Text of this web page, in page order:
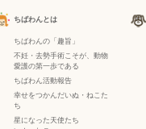
ちばわんとは
ちばわんの「趣旨」
不妊・去勢手術こそが、動物
愛護の第一歩である
ちばわん活動報告
幸せをつかんだいぬ・ねこた
ち
星になった天使たち